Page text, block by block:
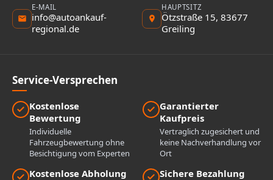
E-MAIL
info@autoankauf-
regional.de
HAUPTSITZ
Ötzstraße 15, 83677
Greiling
Service-Versprechen
Kostenlose
Bewertung
Individuelle
Fahrzeugbewertung ohne
Besichtigung vom Experten
Garantierter
Kaufpreis
Vertraglich zugesichert und
keine Nachverhandlung vor
Ort
Kostenlose Abholung Sichere Bezahlung